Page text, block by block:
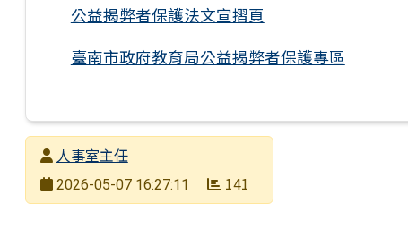
公益揭弊者保護法文宣摺頁
臺南市政府教育局公益揭弊者保護專區
發布者人事室主任
發布日期
2026-05-07 16:27:11 141